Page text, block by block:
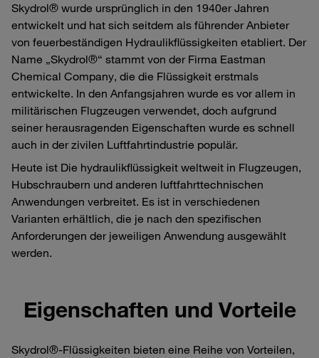
Skydrol® wurde ursprünglich in den 1940er Jahren
entwickelt und hat sich seitdem als führender Anbieter
von feuerbeständigen Hydraulikflüssigkeiten etabliert. Der
Name „Skydrol®“ stammt von der Firma Eastman
Chemical Company, die die Flüssigkeit erstmals
entwickelte. In den Anfangsjahren wurde es vor allem in
militärischen Flugzeugen verwendet, doch aufgrund
seiner herausragenden Eigenschaften wurde es schnell
auch in der zivilen Luftfahrtindustrie populär.
Heute ist Die hydraulikflüssigkeit weltweit in Flugzeugen,
Hubschraubern und anderen luftfahrttechnischen
Anwendungen verbreitet. Es ist in verschiedenen
Varianten erhältlich, die je nach den spezifischen
Anforderungen der jeweiligen Anwendung ausgewählt
werden.
Eigenschaften und Vorteile
Skydrol®-Flüssigkeiten bieten eine Reihe von Vorteilen,